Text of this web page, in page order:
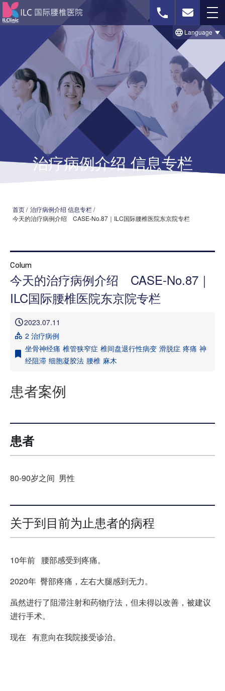
免费影像诊断 联系我们
治療のビフォー＆アフター事例
セルゲル法について
脊柱菅狭窄症の治療法
椎間板ヘルニアの治療法
首页
本院治疗介绍
本院治疗病 症一览
医院介绍
就诊指南
来院路线
媒体报道
Language
治疗病例介绍 信息专栏
首页/ 治疗病例介绍 信息专栏/
今天的治疗病例介绍 CASE-No.87｜ILC国际腰椎医院东京院专栏
Colum
今天的治疗病例介绍 CASE-No.87｜
ILC国际腰椎医院东京院专栏
2023.07.11
2 治疗病例
坐骨神经痛 椎管狭窄症 椎间盘退行性病变 滑脱症 疼痛 神
经阻滞 细胞凝胶法 腰椎 麻木
患者案例
患者
80-90岁之间 男性
关于到目前为止患者的病程
10年前 腰部感受到疼痛。
2020年 臀部疼痛，左右大腿感到无力。
虽然进行了阻滞注射和药物疗法，但未得以改善，被建议
进行手术。
现在 有意向在我院接受诊治。